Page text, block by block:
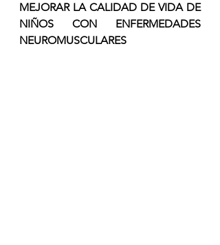
MEJORAR LA CALIDAD DE VIDA DE
NIÑOS CON ENFERMEDADES
NEUROMUSCULARES